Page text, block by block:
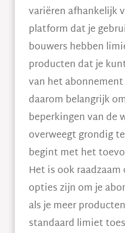
variëren afhankelijk
platform dat je
bouwers hebben
producten dat je
van het
daarom belangrijk
beperkingen van de
overweegt grondig
begint met het
Het is ook
opties zijn om je
als je meer
standaard limiet